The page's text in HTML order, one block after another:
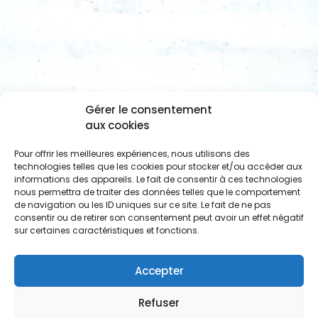
Gérer le consentement
aux cookies
Pour offrir les meilleures expériences, nous utilisons des
technologies telles que les cookies pour stocker et/ou accéder aux
informations des appareils. Le fait de consentir à ces technologies
nous permettra de traiter des données telles que le comportement
de navigation ou les ID uniques sur ce site. Le fait de ne pas
consentir ou de retirer son consentement peut avoir un effet négatif
sur certaines caractéristiques et fonctions.
Accepter
Refuser